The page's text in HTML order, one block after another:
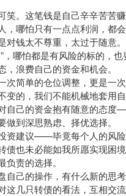
。这笔钱是自己辛辛苦苦
哪怕只有一点点利润，都
钱太不尊重，太过于随意
哪怕都是有风险的标的，
浪费自己的资金和机会。
简单的仓位调整，更是一
的，我们不能机械地套用
自己的资金抱有随意的态
到深思熟虑、择优选择。
资建议——毕竟每个人的风
也未必能如我所愿实现困
责的选择。
自己的操作，有什么新的思
几只转债的看法，互相交